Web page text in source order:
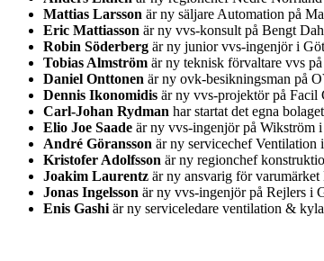
Mattias Larsson är ny säljare Automation på
Eric Mattiasson är ny vvs-konsult på Bengt
Robin Söderberg är ny junior vvs-ingenjör i
Tobias Almström är ny teknisk förvaltare vvs
Daniel Onttonen är ny ovk-besikningsman på
Dennis Ikonomidis är ny vvs-projektör på
Carl-Johan Rydman har startat det egna
Elio Joe Saade är ny vvs-ingenjör på Wikström
André Göransson är ny servicechef
Kristofer Adolfsson är ny regionchef
Joakim Laurentz är ny ansvarig för
Jonas Ingelsson är ny vvs-ingenjör på Rejlers i
Enis Gashi är ny serviceledare ventilation &